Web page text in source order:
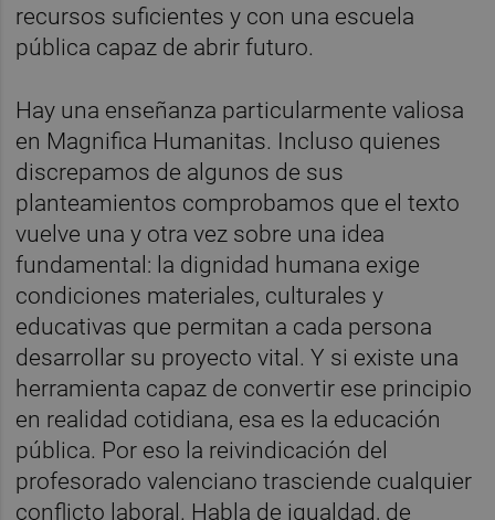
recursos suficientes y con una escuela
pública capaz de abrir futuro.
Hay una enseñanza particularmente valiosa
en Magnifica Humanitas. Incluso quienes
discrepamos de algunos de sus
planteamientos comprobamos que el texto
vuelve una y otra vez sobre una idea
fundamental: la dignidad humana exige
condiciones materiales, culturales y
educativas que permitan a cada persona
desarrollar su proyecto vital. Y si existe una
herramienta capaz de convertir ese principio
en realidad cotidiana, esa es la educación
pública. Por eso la reivindicación del
profesorado valenciano trasciende cualquier
conflicto laboral. Habla de igualdad, de